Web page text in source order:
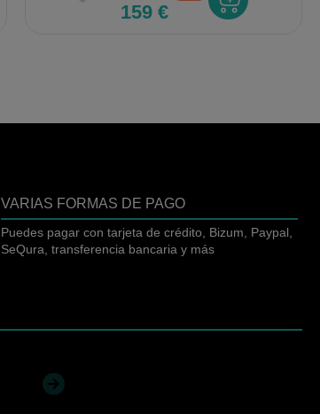
159 €
VARIAS FORMAS DE PAGO
Puedes pagar con tarjeta de crédito, Bizum, Paypal,
SeQura, transferencia bancaria y más